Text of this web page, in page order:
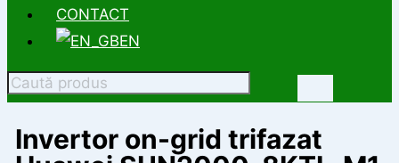
CONTACT
EN
Invertor on-grid trifazat